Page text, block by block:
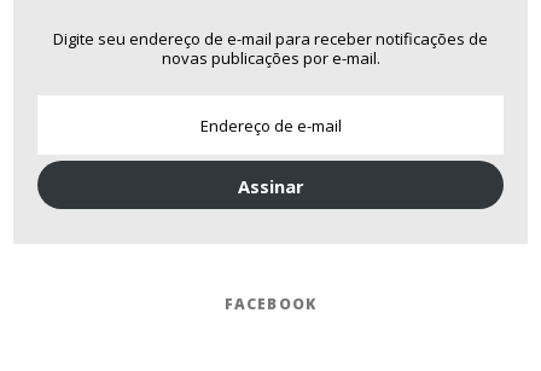
Digite seu endereço de e-mail para receber notificações de
novas publicações por e-mail.
Assinar
FACEBOOK